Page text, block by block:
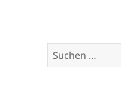
Suchen
nach: